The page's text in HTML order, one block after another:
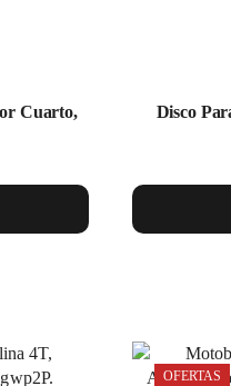
Cuarto,
Disco
OFERTAS